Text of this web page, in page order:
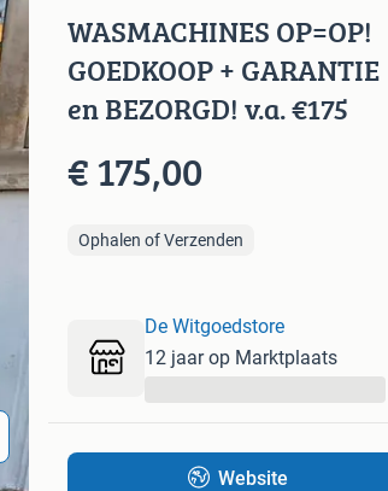
WASMACHINES OP=OP!
GOEDKOOP + GARANTIE
en BEZORGD! v.a. €175
€ 175,00
Ophalen of Verzenden
De Witgoedstore
12 jaar op Marktplaats
Website